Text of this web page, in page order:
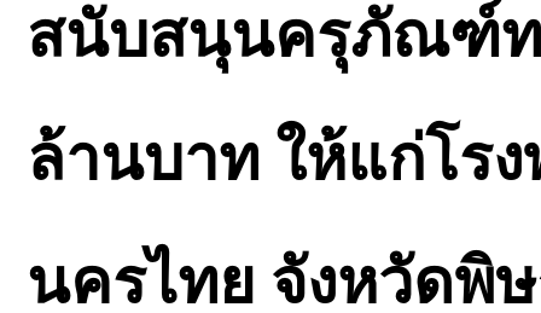
สนับสนุนครุภัณฑ์ท
ล้านบาท ให้แก่โร
นครไทย จังหวัดพิ